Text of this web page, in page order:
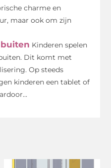
charme en
maar ook om zijn
Kinderen spelen
Dit komt met
Op steeds
kinderen een tablet of